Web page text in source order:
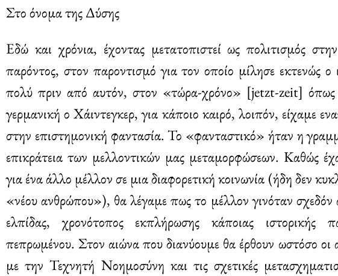
Στο όνομα της Δύσης
Εδώ και χρόνια, έχοντας μετατοπιστεί ως πολιτισμός
παρόντος, στον παροντισμό για τον οποίο μίλησε εκτενώς
πολύ πριν από αυτόν, στον «τώρα-χρόνο» [jetzt-zeit] όπως
γερμανική ο Xάιντεγκερ, για κάποιο καιρό, λοιπόν, είχαμε
στην επιστημονική φαντασία. Το «φανταστικό» ήταν η
επικράτεια των μελλοντικών μας μεταμορφώσεων. Καθώς
για ένα άλλο μέλλον σε μια διαφορετική κοινωνία (ήδη δεν
«νέου ανθρώπου»), θα λέγαμε πως το μέλλον γινόταν σχεδόν
ελπίδας, χρονότοπος εκπλήρωσης κάποιας ιστορικής
πεπρωμένου. Στον αιώνα που διανύουμε θα έρθουν ωστόσο οι
με την Τεχνητή Νοημοσύνη και τις σχετικές